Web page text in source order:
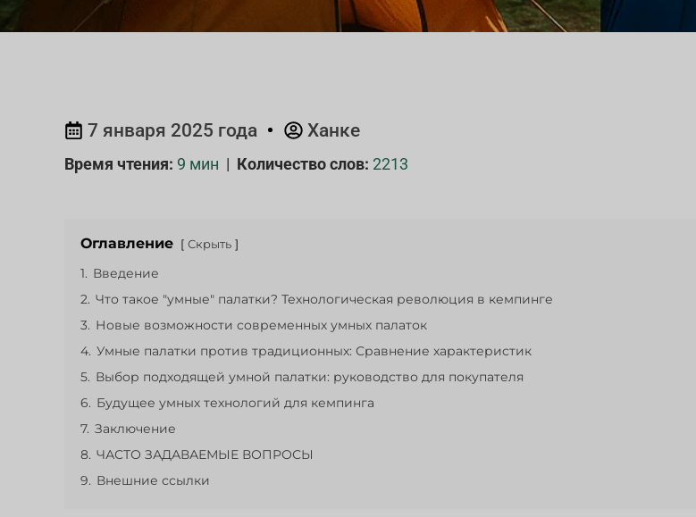
7 января 2025 года Ханке
Время чтения: 9 мин | Количество слов: 2213
Оглавление Скрыть
1. Введение
2. Что такое "умные" палатки? Технологическая революция в кемпинге
3. Новые возможности современных умных палаток
4. Умные палатки против традиционных: Сравнение характеристик
5. Выбор подходящей умной палатки: руководство для покупателя
6. Будущее умных технологий для кемпинга
7. Заключение
8. ЧАСТО ЗАДАВАЕМЫЕ ВОПРОСЫ
9. Внешние ссылки